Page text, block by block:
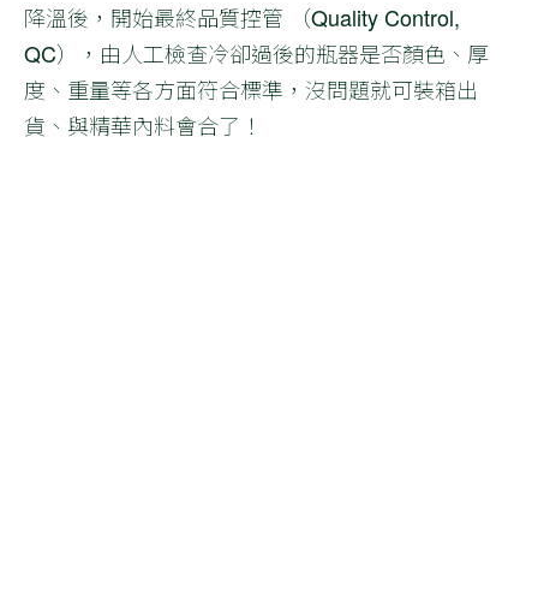
降溫後，開始最終品質控管 （Quality Control,
QC），由人工檢查冷卻過後的瓶器是否顏色、厚
度、重量等各方面符合標準，沒問題就可裝箱出
貨、與精華內料會合了！